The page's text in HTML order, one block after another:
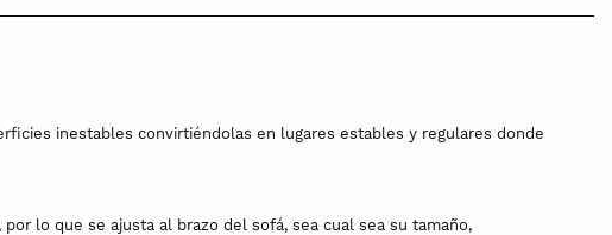
inestables convirtiéndolas en lugares estables y regulares donde
lo que se ajusta al brazo del sofá, sea cual sea su tamaño,